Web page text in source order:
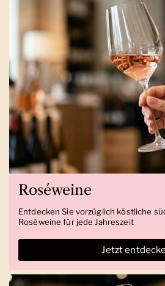
Roséweine
Entdecken Sie vorzüglich köstliche
Roséweine für jede Jahreszeit
Jetzt